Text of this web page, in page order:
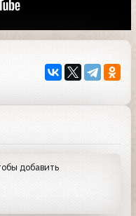
добавить